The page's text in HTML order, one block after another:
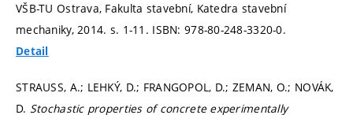
VŠB-TU Ostrava, Fakulta stavební, Katedra stavební
mechaniky, 2014. s. 1-11. ISBN: 978-80-248-3320-0.
Detail
STRAUSS, A.; LEHKÝ, D.; FRANGOPOL, D.; ZEMAN, O.; NOVÁK,
D. Stochastic properties of concrete experimentally